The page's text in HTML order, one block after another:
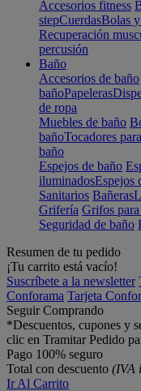
Accesorios fitness
stepCuerdasBolas
Recuperación
percusión
Baño
Accesorios de baño
bañoPapeleras
de ropa
Muebles de baño
bañoTocadores
baño
Espejos de baño
iluminadosEspejos
Sanitarios Bañeras
Grifería Grifos
Seguridad de baño
Resumen de tu pedido
¡Tu carrito está vacío!
Suscríbete a la newsletter
Conforama Tarjeta
Seguir Comprando
*Descuentos, cupones y
clic en Tramitar Pedido
Pago 100% seguro
Total con descuento (IVA
Ir Al Carrito